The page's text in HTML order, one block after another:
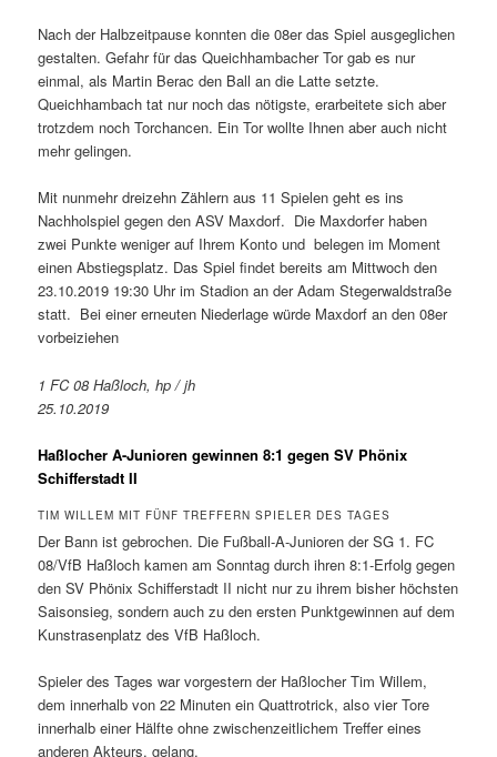
Nach der Halbzeitpause konnten die 08er das Spiel ausgeglichen
gestalten. Gefahr für das Queichhambacher Tor gab es nur
einmal, als Martin Berac den Ball an die Latte setzte.
Queichhambach tat nur noch das nötigste, erarbeitete sich aber
trotzdem noch Torchancen. Ein Tor wollte Ihnen aber auch nicht
mehr gelingen.
Mit nunmehr dreizehn Zählern aus 11 Spielen geht es ins
Nachholspiel gegen den ASV Maxdorf. Die Maxdorfer haben
zwei Punkte weniger auf Ihrem Konto und belegen im Moment
einen Abstiegsplatz. Das Spiel findet bereits am Mittwoch den
23.10.2019 19:30 Uhr im Stadion an der Adam Stegerwaldstraße
statt. Bei einer erneuten Niederlage würde Maxdorf an den 08er
vorbeiziehen
1 FC 08 Haßloch, hp / jh
25.10.2019
Haßlocher A-Junioren gewinnen 8:1 gegen SV Phönix
Schifferstadt II
TIM WILLEM MIT FÜNF TREFFERN SPIELER DES TAGES
Der Bann ist gebrochen. Die Fußball-A-Junioren der SG 1. FC
08/VfB Haßloch kamen am Sonntag durch ihren 8:1-Erfolg gegen
den SV Phönix Schifferstadt II nicht nur zu ihrem bisher höchsten
Saisonsieg, sondern auch zu den ersten Punktgewinnen auf dem
Kunstrasenplatz des VfB Haßloch.
Spieler des Tages war vorgestern der Haßlocher Tim Willem,
dem innerhalb von 22 Minuten ein Quattrotrick, also vier Tore
innerhalb einer Hälfte ohne zwischenzeitlichem Treffer eines
anderen Akteurs, gelang.